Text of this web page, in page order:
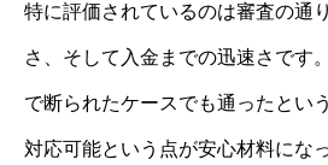
特に評価されているのは審査の通
さ、そして入金までの迅速さです
で断られたケースでも通ったとい
対応可能という点が安心材料にな